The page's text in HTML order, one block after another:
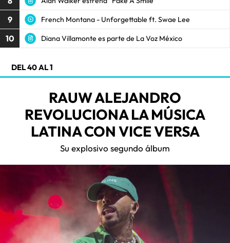
9 French Montana - Unforgettable ft. Swae Lee
10 Diana Villamonte es parte de La Voz México
DEL 40 AL 1
RAUW ALEJANDRO
REVOLUCIONA LA MÚSICA
LATINA CON VICE VERSA
Su explosivo segundo álbum